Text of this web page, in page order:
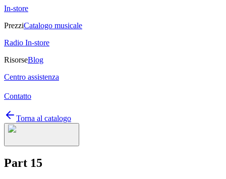
In-store
PrezziCatalogo musicale
Radio In-store
RisorseBlog
Centro assistenza
Contatto
Torna al catalogo
Part 15